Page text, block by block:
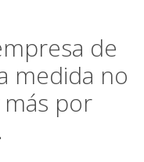
de
medida no
por